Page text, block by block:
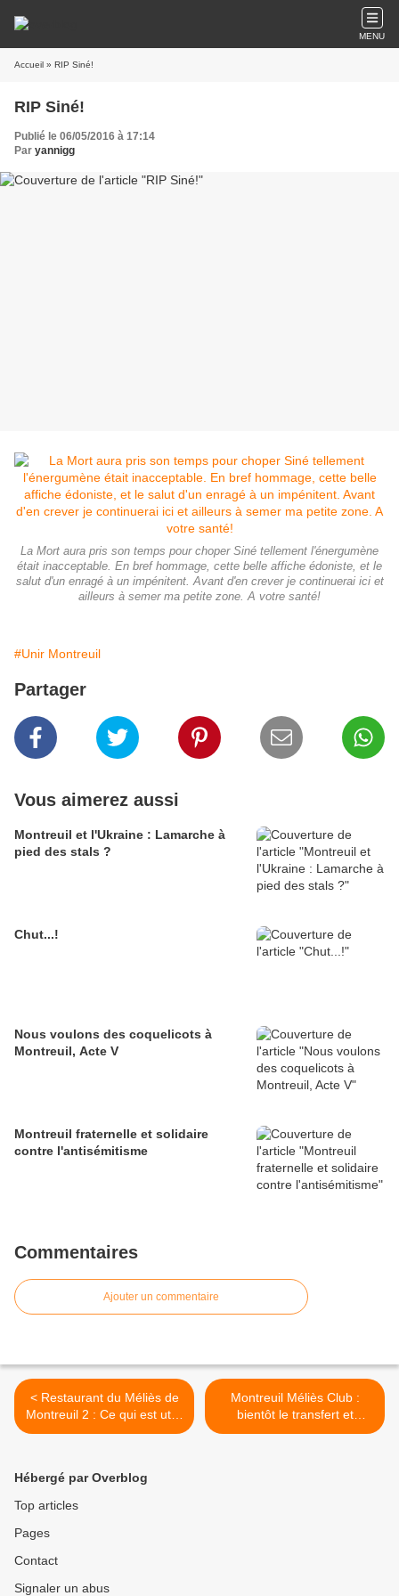
MENU
Accueil » RIP Siné!
RIP Siné!
Publié le 06/05/2016 à 17:14
Par yannigg
La Mort aura pris son temps pour choper Siné tellement l'énergumène
était inacceptable. En bref hommage, cette belle affiche édoniste, et le
salut d'un enragé à un impénitent. Avant d'en crever je continuerai ici et
ailleurs à semer ma petite zone. A votre santé!
#Unir Montreuil
Partager
Vous aimerez aussi
Montreuil et l'Ukraine : Lamarche à
pied des stals ?
Chut...!
Nous voulons des coquelicots à
Montreuil, Acte V
Montreuil fraternelle et solidaire
contre l'antisémitisme
Commentaires
Ajouter un commentaire
< Restaurant du Méliès de
Montreuil 2 : Ce qui est utile
à la fabrique d'une SCOP
Montreuil Méliès Club :
bientôt le transfert et
toujours aucun but de
Hébergé par Overblog
Top articles
Pages
Contact
Signaler un abus